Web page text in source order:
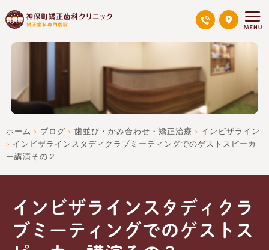
ホーム > ブログ > 歯並び・かみ合わせ・矯正治療 > インビザライン
> インビザラインスタディクラブミーティングでのゲストスピーカ
ー講演その２
インビザラインスタディクラ
ブミーティングでのゲストス